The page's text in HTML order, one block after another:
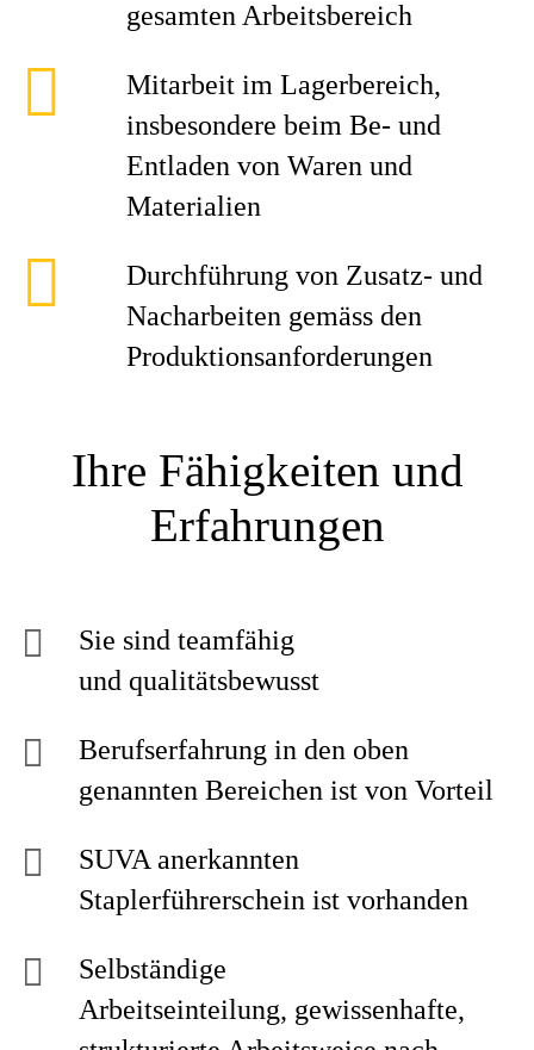
gesamten Arbeitsbereich
Mitarbeit im Lagerbereich,
insbesondere beim Be- und
Entladen von Waren und
Materialien
Durchführung von Zusatz- und
Nacharbeiten gemäss den
Produktionsanforderungen
Ihre Fähigkeiten und
Erfahrungen
Sie sind teamfähig
und qualitätsbewusst
Berufserfahrung in den oben
genannten Bereichen ist von Vorteil
SUVA anerkannten
Staplerführerschein ist vorhanden
Selbständige
Arbeitseinteilung, gewissenhafte,